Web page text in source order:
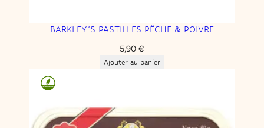
BARKLEY’S PASTILLES PÊCHE & POIVRE
5,90 €
Ajouter au panier